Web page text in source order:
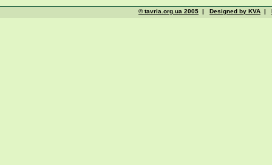
© tavria.org.ua 2005 | Designed by KVA |